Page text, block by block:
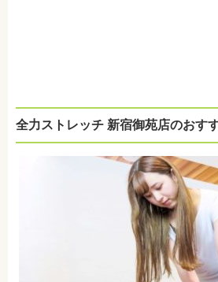
全力ストレッチ 新宿御苑店のおす